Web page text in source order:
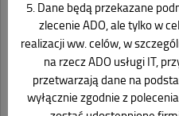
5. Dane będą przekazane
zlecenie ADO, ale tylko w
realizacji ww. celów, w
na rzecz ADO usługi IT,
przetwarzają dane na
wyłącznie zgodnie z